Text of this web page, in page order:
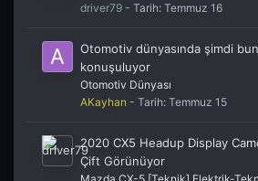
driver79 - Tarih: Temmuz 16
Otomotiv dünyasında şimdi
konuşuluyor
Otomotiv Dünyası
AKayhan - Tarih: Temmuz 15
2020 CX5 Headup Display
Çift Görünüyor